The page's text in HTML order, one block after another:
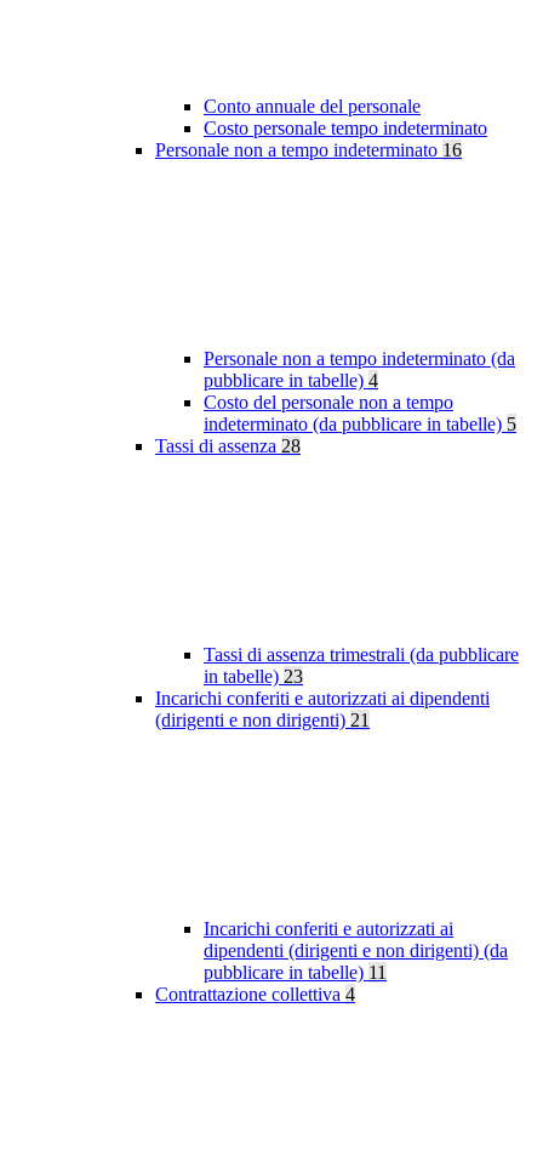
Conto annuale del personale
Costo personale tempo indeterminato
Personale non a tempo indeterminato 16
Personale non a tempo indeterminato (da
pubblicare in tabelle) 4
Costo del personale non a tempo
indeterminato (da pubblicare in tabelle) 5
Tassi di assenza 28
Tassi di assenza trimestrali (da pubblicare
in tabelle) 23
Incarichi conferiti e autorizzati ai dipendenti
(dirigenti e non dirigenti) 21
Incarichi conferiti e autorizzati ai
dipendenti (dirigenti e non dirigenti) (da
pubblicare in tabelle) 11
Contrattazione collettiva 4